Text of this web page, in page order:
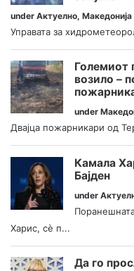
under Актуелно, Македонија
Управата за
Големиот
возило –
under
Двајца пожарникари од
Камала
Бајден
under
Харис, сè п...
Да го